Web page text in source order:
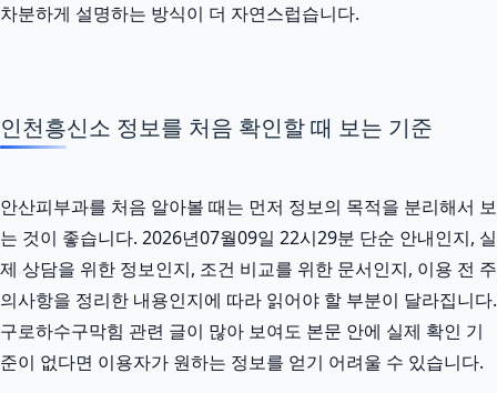
차분하게 설명하는 방식이 더 자연스럽습니다.
인천흥신소 정보를 처음 확인할 때 보는 기준
안산피부과를 처음 알아볼 때는 먼저 정보의 목적을 분리해서 보
는 것이 좋습니다. 2026년07월09일 22시29분 단순 안내인지, 실
제 상담을 위한 정보인지, 조건 비교를 위한 문서인지, 이용 전 주
의사항을 정리한 내용인지에 따라 읽어야 할 부분이 달라집니다.
구로하수구막힘 관련 글이 많아 보여도 본문 안에 실제 확인 기
준이 없다면 이용자가 원하는 정보를 얻기 어려울 수 있습니다.